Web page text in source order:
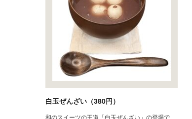
白玉ぜんざい（380円）
和のスイーツの王道「白玉ぜんざい」の登場で